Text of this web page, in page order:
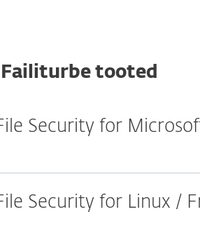
Failiturbe tooted
Security for
Security for Linux /